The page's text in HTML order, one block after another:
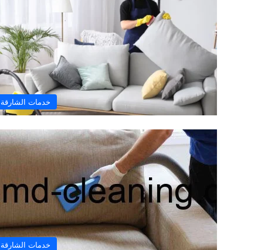
خدمات الشارقة
خدمات الشارقة